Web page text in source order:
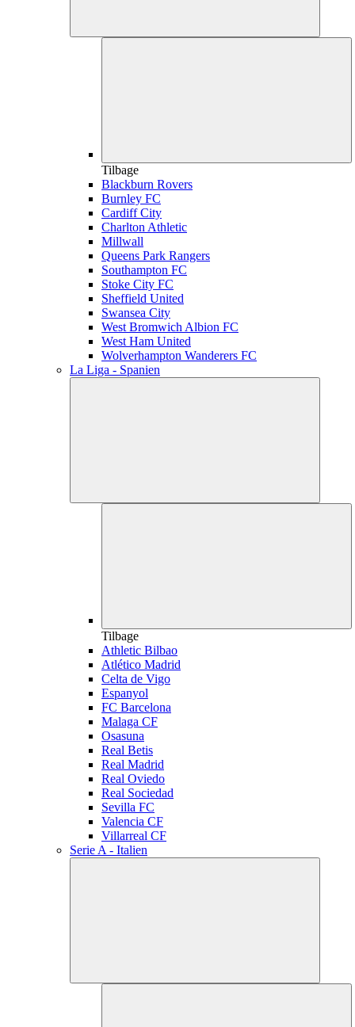
Tilbage
Blackburn Rovers
Burnley FC
Cardiff City
Charlton Athletic
Millwall
Queens Park Rangers
Southampton FC
Stoke City FC
Sheffield United
Swansea City
West Bromwich Albion FC
West Ham United
Wolverhampton Wanderers FC
La Liga - Spanien
Tilbage
Athletic Bilbao
Atlético Madrid
Celta de Vigo
Espanyol
FC Barcelona
Malaga CF
Osasuna
Real Betis
Real Madrid
Real Oviedo
Real Sociedad
Sevilla FC
Valencia CF
Villarreal CF
Serie A - Italien